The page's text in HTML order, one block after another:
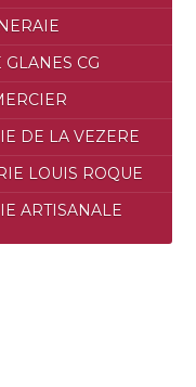
GLANES CG
DE LA VEZERE
LOUIS ROQUE
ARTISANALE